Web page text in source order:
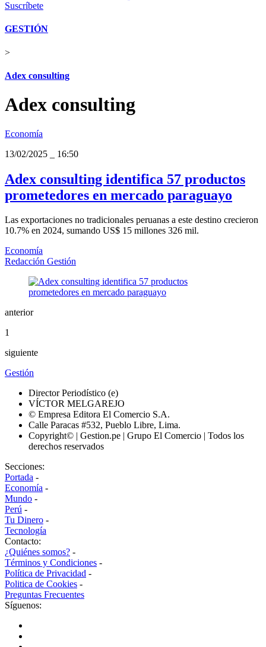
Suscríbete
GESTIÓN
>
Adex consulting
Adex consulting
Economía
13/02/2025
16:50
Adex consulting identifica 57 productos
prometedores en mercado paraguayo
Las exportaciones no tradicionales peruanas a este destino crecieron
10.7% en 2024, sumando US$ 15 millones 326 mil.
Economía
Redacción Gestión
anterior
1
siguiente
Gestión
Director Periodístico (e)
VÍCTOR MELGAREJO
© Empresa Editora El Comercio S.A.
Calle Paracas #532, Pueblo Libre, Lima.
Copyright© | Gestion.pe | Grupo El Comercio | Todos los
derechos reservados
Secciones:
Portada -
Economía -
Mundo -
Perú -
Tu Dinero -
Tecnología
Contacto:
¿Quiénes somos? -
Términos y Condiciones -
Política de Privacidad -
Politica de Cookies -
Preguntas Frecuentes
Síguenos: